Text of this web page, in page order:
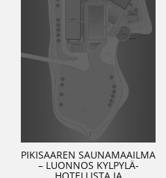
PIKISAAREN SAUNAMAAILMA
– LUONNOS KYLPYLÄ-